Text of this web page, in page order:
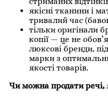
якісні тканини і
тривалий час
тільки оригінали
копії — це не
люксові бренди,
марки з
якості товарів.
Чи можна продати речі,